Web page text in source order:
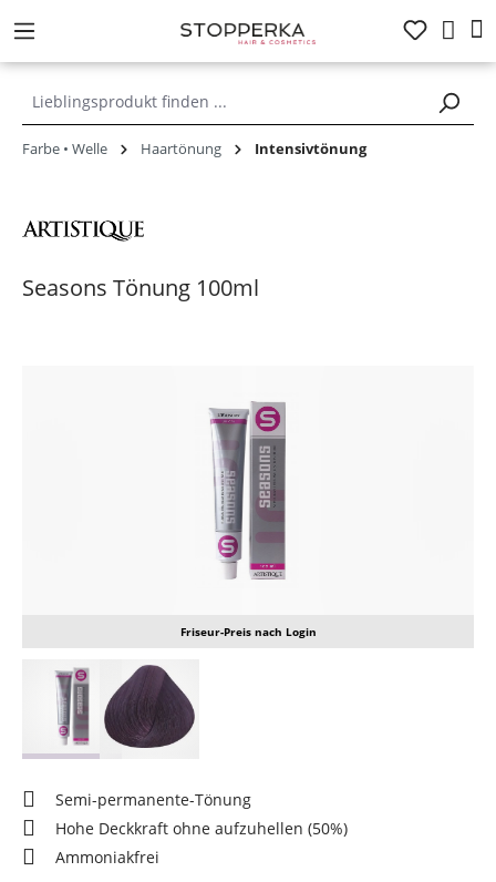
springen
Farbe • Welle Haartönung Intensivtönung
Seasons Tönung 100ml
Friseur-Preis nach Login
Semi-permanente-Tönung
Hohe Deckkraft ohne aufzuhellen (50%)
Ammoniakfrei